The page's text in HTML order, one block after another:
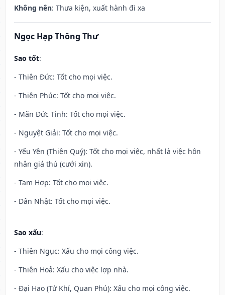
Không nên: Thưa kiện, xuất hành đi xa
Ngọc Hạp Thông Thư
Sao tốt:
- Thiên Đức: Tốt cho mọi việc.
- Thiên Phúc: Tốt cho mọi việc.
- Mãn Đức Tinh: Tốt cho mọi việc.
- Nguyệt Giải: Tốt cho mọi việc.
- Yếu Yên (Thiên Quý): Tốt cho mọi việc, nhất là việc hôn
nhân giá thú (cưới xin).
- Tam Hợp: Tốt cho mọi việc.
- Dân Nhật: Tốt cho mọi việc.
Sao xấu:
- Thiên Ngục: Xấu cho mọi công việc.
- Thiên Hoả: Xấu cho việc lợp nhà.
- Đại Hao (Tử Khí, Quan Phú): Xấu cho mọi công việc.